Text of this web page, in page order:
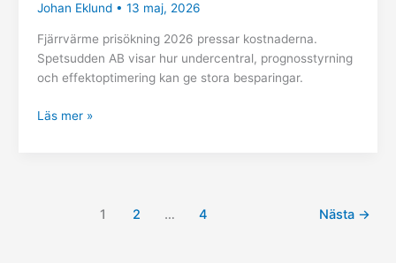
Johan Eklund • 13 maj, 2026
Fjärrvärme prisökning 2026 pressar kostnaderna.
Spetsudden AB visar hur undercentral, prognosstyrning
och effektoptimering kan ge stora besparingar.
Läs mer »
1 2 … 4 Nästa →